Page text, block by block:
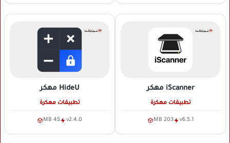
iScanner مهكر
تطبيقات مهكرة
v6.5.1
203 MB
HideU مهكر
تطبيقات مهكرة
v2.4.0
45 MB